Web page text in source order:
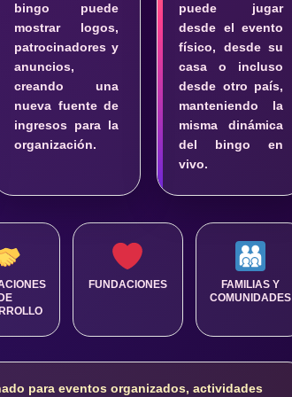
bingo puede
mostrar logos,
patrocinadores y
anuncios,
creando una
nueva fuente de
ingresos para la
organización.
puede jugar
desde el evento
físico, desde su
casa o incluso
desde otro país,
manteniendo la
misma dinámica
del bingo en
vivo.
DE
FUNDACIONES
FAMILIAS Y
COMUNIDADES
para eventos organizados, actividades